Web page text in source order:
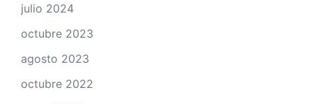
julio 2024
octubre 2023
agosto 2023
octubre 2022